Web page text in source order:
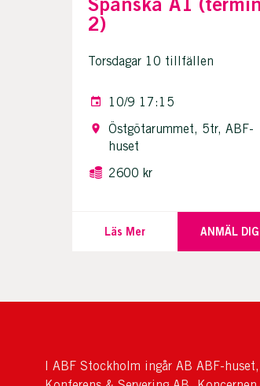
2)
Torsdagar 10 tillfällen
10/9 17:15
Östgötarummet, 5tr, ABF-
huset
2600 kr
Läs Mer ANMÄL DIG
I ABF Stockholm ingår AB ABF-